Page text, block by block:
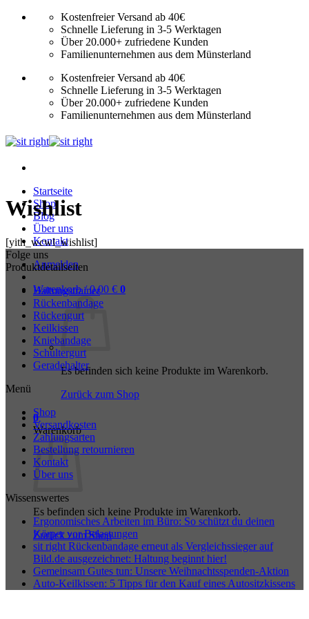
Zum
Kostenfreier Versand ab 40€
Schnelle Lieferung in 3-5 Werktagen
Über 20.000+ zufriedene Kunden
Familienunternehmen aus dem Münsterland
Kostenfreier Versand ab 40€
Schnelle Lieferung in 3-5 Werktagen
Über 20.000+ zufriedene Kunden
Familienunternehmen aus dem Münsterland
Startseite
Shop
Blog
Über uns
Kontakt
Anmelden
Warenkorb /0,00 € 0
Es befinden sich keine Produkte im Warenkorb.
Zurück zum Shop
0
Warenkorb
Es befinden sich keine Produkte im Warenkorb.
Zurück zum Shop
Wishlist
[yith_wcwl_wishlist]
Folge uns
Produktdetailseiten
Haltungstrainer
Rückenbandage
Rückengurt
Keilkissen
Kniebandage
Schultergurt
Geradehalter
Menü
Shop
Versandkosten
Zahlungsarten
Bestellung retournieren
Kontakt
Über uns
Wissenswertes
Ergonomisches Arbeiten im Büro: So schützt du deinen
Körper vor Belastungen
sit right Rückenbandage erneut als Vergleichssieger auf
Bild.de ausgezeichnet: Haltung beginnt hier!
Gemeinsam Gutes tun: Unsere Weihnachtsspenden-Aktion
Auto-Keilkissen: 5 Tipps für den Kauf eines Autositzkissens